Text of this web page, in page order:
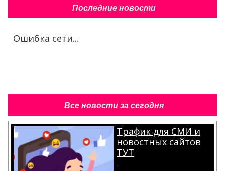
Последние новости
Ошибка сети...
Все новости за сегодня
Трафик для СМИ и
новостных сайтов
ТУТ
.